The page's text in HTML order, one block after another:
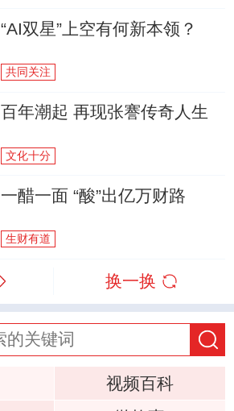
“AI双星”上空有何新本领？
共同关注
百年潮起 再现张謇传奇人生
文化十分
一醋一面 “酸”出亿万财路
生财有道
换一换
视频百科